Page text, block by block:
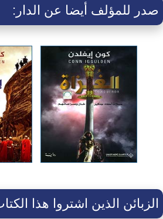
صدر للمؤلف أيضا عن الدار:
الزبائن الذين اشتروا هذا